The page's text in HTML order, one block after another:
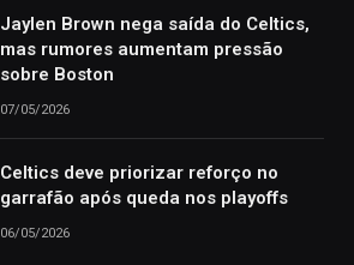
Jaylen Brown nega saída do Celtics,
mas rumores aumentam pressão
sobre Boston
07/05/2026
Celtics deve priorizar reforço no
garrafão após queda nos playoffs
06/05/2026